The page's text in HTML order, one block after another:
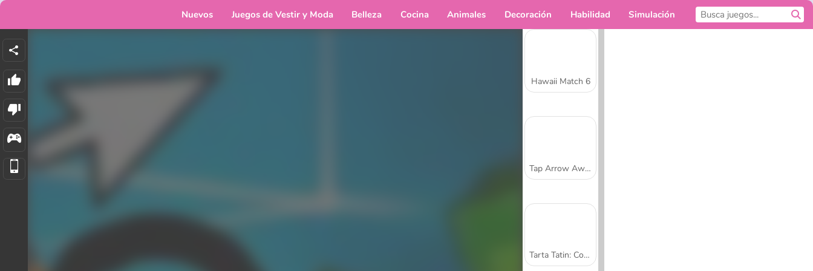
Nuevos Juegos de Vestir y Moda Belleza Cocina Animales Decoración Habilidad Simulación
Hawaii Match 6
Tap Arrow Away
Tarta Tatin: Cocina con Sara